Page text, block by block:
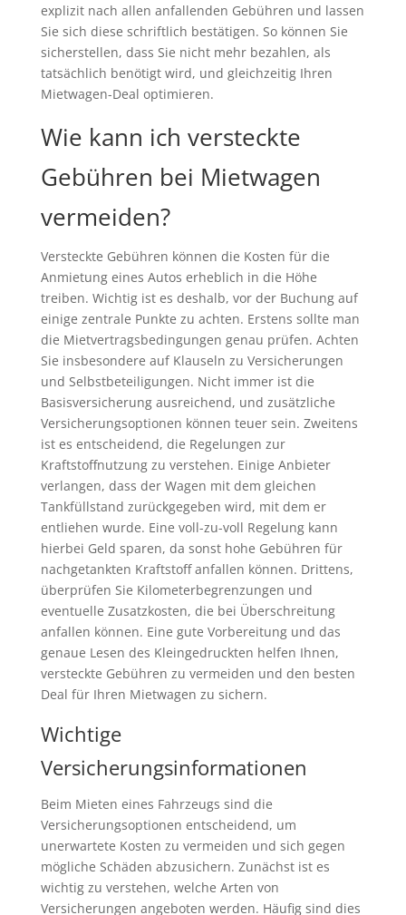
explizit nach allen anfallenden Gebühren und lassen
Sie sich diese schriftlich bestätigen. So können Sie
sicherstellen, dass Sie nicht mehr bezahlen, als
tatsächlich benötigt wird, und gleichzeitig Ihren
Mietwagen-Deal optimieren.
Wie kann ich versteckte
Gebühren bei Mietwagen
vermeiden?
Versteckte Gebühren können die Kosten für die
Anmietung eines Autos erheblich in die Höhe
treiben. Wichtig ist es deshalb, vor der Buchung auf
einige zentrale Punkte zu achten. Erstens sollte man
die Mietvertragsbedingungen genau prüfen. Achten
Sie insbesondere auf Klauseln zu Versicherungen
und Selbstbeteiligungen. Nicht immer ist die
Basisversicherung ausreichend, und zusätzliche
Versicherungsoptionen können teuer sein. Zweitens
ist es entscheidend, die Regelungen zur
Kraftstoffnutzung zu verstehen. Einige Anbieter
verlangen, dass der Wagen mit dem gleichen
Tankfüllstand zurückgegeben wird, mit dem er
entliehen wurde. Eine voll-zu-voll Regelung kann
hierbei Geld sparen, da sonst hohe Gebühren für
nachgetankten Kraftstoff anfallen können. Drittens,
überprüfen Sie Kilometerbegrenzungen und
eventuelle Zusatzkosten, die bei Überschreitung
anfallen können. Eine gute Vorbereitung und das
genaue Lesen des Kleingedruckten helfen Ihnen,
versteckte Gebühren zu vermeiden und den besten
Deal für Ihren Mietwagen zu sichern.
Wichtige
Versicherungsinformationen
Beim Mieten eines Fahrzeugs sind die
Versicherungsoptionen entscheidend, um
unerwartete Kosten zu vermeiden und sich gegen
mögliche Schäden abzusichern. Zunächst ist es
wichtig zu verstehen, welche Arten von
Versicherungen angeboten werden. Häufig sind dies